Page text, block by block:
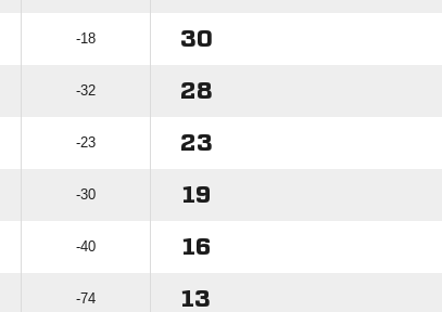
-18 30
-32 28
-23 23
-30 19
-40 16
-74 13